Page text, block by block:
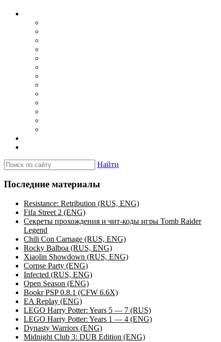
Найти
Последние материалы
Resistance: Retribution (RUS, ENG)
Fifa Street 2 (ENG)
Секреты прохождения и чит-коды игры Tomb Raider
Legend
Chili Con Carnage (RUS, ENG)
Rocky Balboa (RUS, ENG)
Xiaolin Showdown (RUS, ENG)
Corpse Party (ENG)
Infected (RUS, ENG)
Open Season (ENG)
Bookr PSP 0.8.1 (CFW 6.6X)
EA Replay (ENG)
LEGO Harry Potter: Years 5 — 7 (RUS)
LEGO Harry Potter: Years 1 — 4 (ENG)
Dynasty Warriors (ENG)
Midnight Club 3: DUB Edition (ENG)